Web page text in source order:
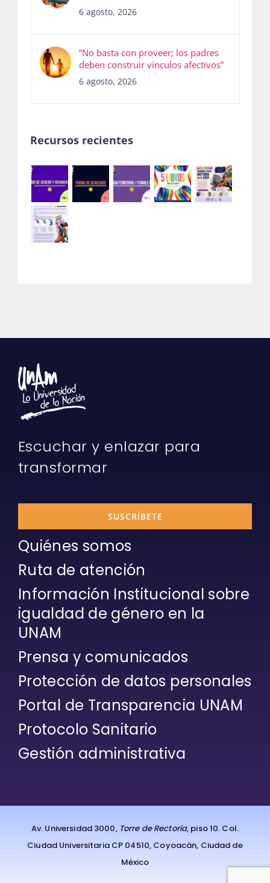
6 agosto, 2026
“No basta con proveer; los padres
deben construir vínculos afectivos”
6 agosto, 2026
Recursos recientes
Escuchar y enlazar para
transformar
SUSCRÍBETE
Quiénes somos
Ruta de atención
Información Institucional sobre
igualdad de género en la
UNAM
Prensa y comunicados
Protección de datos personales
Portal de Transparencia UNAM
Protocolo Sanitario
Gestión administrativa
Av. Universidad 3000, Torre de Rectoría, piso 10. Col.
Ciudad Universitaria CP 04510, Coyoacán, Ciudad de
México